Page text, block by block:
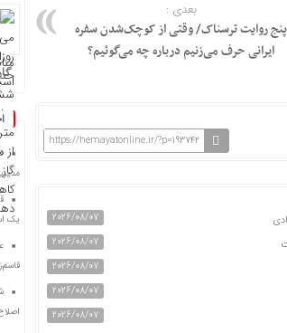
بعدی :
پنج روایت ترسناک/ وقتی از کوچک‌شدن سفره
ایرانی حرف می‌زنیم درباره چه می‌گوئیم؟
https://hemayatonline.ir/?p=193742
2026/08/07
2026/08/07
2026/08/07
2026/08/07
2026/08/07
یک